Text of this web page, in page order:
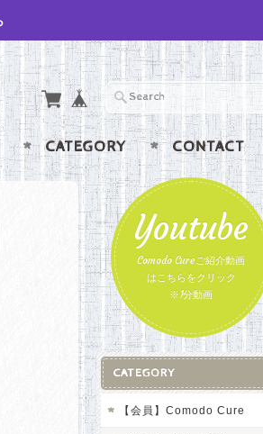
CATEGORY CONTACT
Youtube
Comodo Cureご紹介動画
はこちらをクリック
※1分動画
CATEGORY
【会員】Comodo Cure